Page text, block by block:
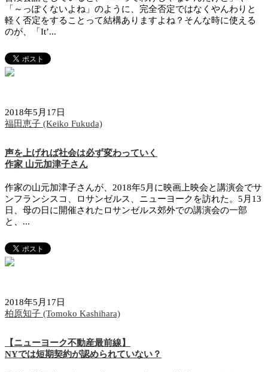
「～っぽくないよね」のように、完全否定ではなくやんわりと
軽く否定をすることって結構ありますよね？そんな時に使える
のが、「It’...
2018年5月17日
福田恵子 (Keiko Fukuda)
声を上げれば社会は必ず変わっていく
作家 山元加津子さん
作家の山元加津子さんが、2018年5月に映画上映会と講演会でサ
ンフランシスコ、ロサンゼルス、ニューヨークを訪れた。5月13
日、母の日に開催されたロサンゼルス郊外での講演会の一部
と、...
2018年5月17日
柏原知子 (Tomoko Kashihara)
【ニューヨーク不動産最前線】
NYでは短期契約が認められていない？